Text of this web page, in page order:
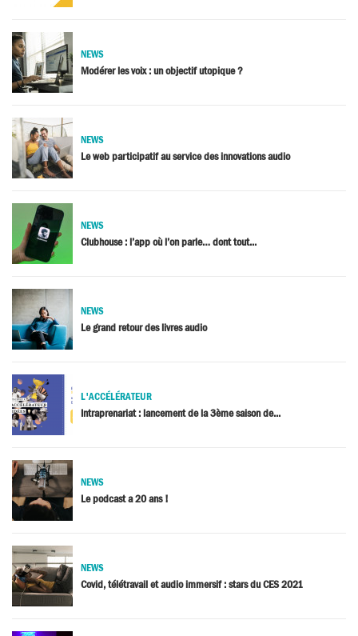
NEWS
Modérer les voix : un objectif utopique ?
NEWS
Le web participatif au service des innovations audio
NEWS
Clubhouse : l’app où l’on parle… dont tout...
NEWS
Le grand retour des livres audio
L'ACCÉLÉRATEUR
Intraprenariat : lancement de la 3ème saison de...
NEWS
Le podcast a 20 ans !
NEWS
Covid, télétravail et audio immersif : stars du CES 2021